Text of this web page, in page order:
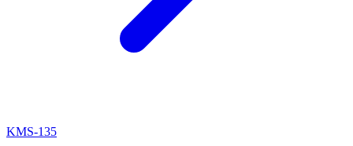
KMS-135